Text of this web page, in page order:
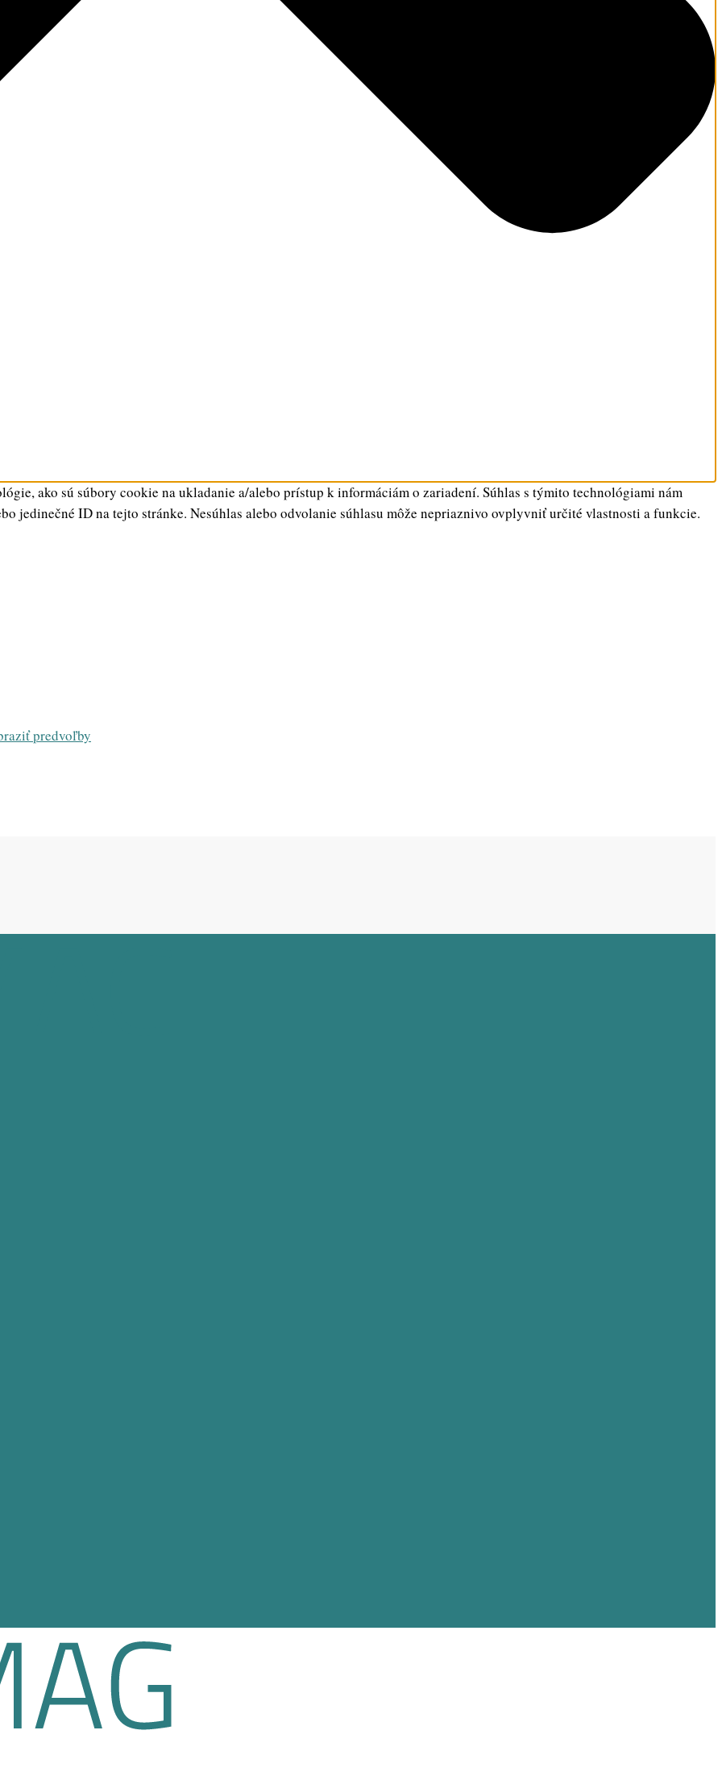
ako sú súbory cookie na ukladanie a/alebo prístup k informáciám o zariadení. Súhlas s týmito technológiami nám
jedinečné ID na tejto stránke. Nesúhlas alebo odvolanie súhlasu môže nepriaznivo ovplyvniť určité vlastnosti a funkcie.
predvoľby